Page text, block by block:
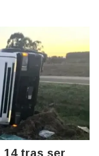
14 tras ser